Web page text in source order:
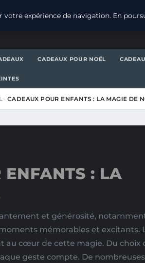
CADEAUX POUR NOËL
CADEAUX POUR ENFANTS : LA MAGIE DE
: LA
et générosité,
mémorables et excitants.
au cœur de cette magie. Du choix
geste compte. De nombreuses
expérience de navigation. En